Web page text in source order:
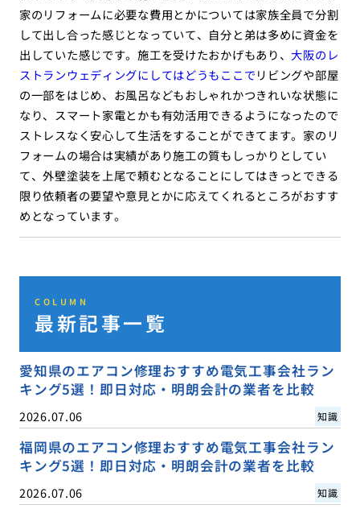
家のリフォームに必要な費用とかについては家族全員で分割
して出し合った感じとなっていて、自分と弟は多めに資金を
出していた感じです。施工を受けたおかげもあり、大阪のレ
ストランウェディングにしてはどうもここでリビングや部屋
の一部をはじめ、お風呂などもおしゃれかつきれいな状態に
なり、スマート家電とかも有効活用できるようになったので
ストレスなく安心して生活をすることができてます。家のリ
フォームの場合は実績があり施工の質もしっかりとしてい
て、外壁塗装を上尾で頼むとなることにしてはきっとできる
限り依頼者の要望や意見とかに応えてくれるところがおすす
めとなっています。
COLUMN
最新記事一覧
愛知県のエアコン修理おすすめ電気工事会社ラン
キング5選！即日対応・明朗会計の業者を比較
2026.07.06 知識
福岡県のエアコン修理おすすめ電気工事会社ラン
キング5選！即日対応・明朗会計の業者を比較
2026.07.06 知識